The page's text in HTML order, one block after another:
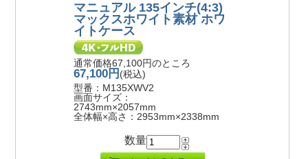
マニュアル 135インチ(4:3)
マックスホワイト素材 ホワ
イトケース
通常価格67,100円のところ
67,100円 (税込)
型番：M135XWV2
画面サイズ：
2743mm×2057mm
全体幅×高さ：2953mm×2338mm
数量